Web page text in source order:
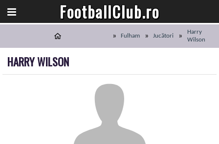
FootballClub.ro
Fulham Jucători
Harry
Wilson
HARRY WILSON